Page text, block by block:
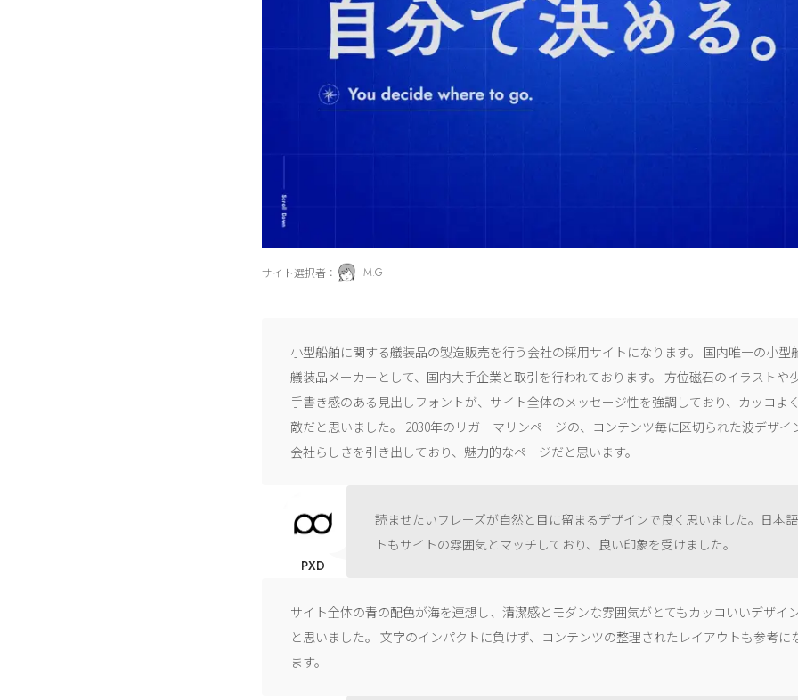
サイト選択者： M.G
小型船舶に関する艤装品の製造販売を行う会社の採用サイトになります。 国内唯一の小型
艤装品メーカーとして、国内大手企業と取引を行われております。 方位磁石のイラストや
手書き感のある見出しフォントが、サイト全体のメッセージ性を強調しており、カッコよ
敵だと思いました。 2030年のリガーマリンページの、コンテンツ毎に区切られた波デザイ
会社らしさを引き出しており、魅力的なページだと思います。
読ませたいフレーズが自然と目に留まるデザインで良く思いました。日本
トもサイトの雰囲気とマッチしており、良い印象を受けました。
PXD
サイト全体の青の配色が海を連想し、清潔感とモダンな雰囲気がとてもカッコいいデザイ
と思いました。 文字のインパクトに負けず、コンテンツの整理されたレイアウトも参考に
ます。